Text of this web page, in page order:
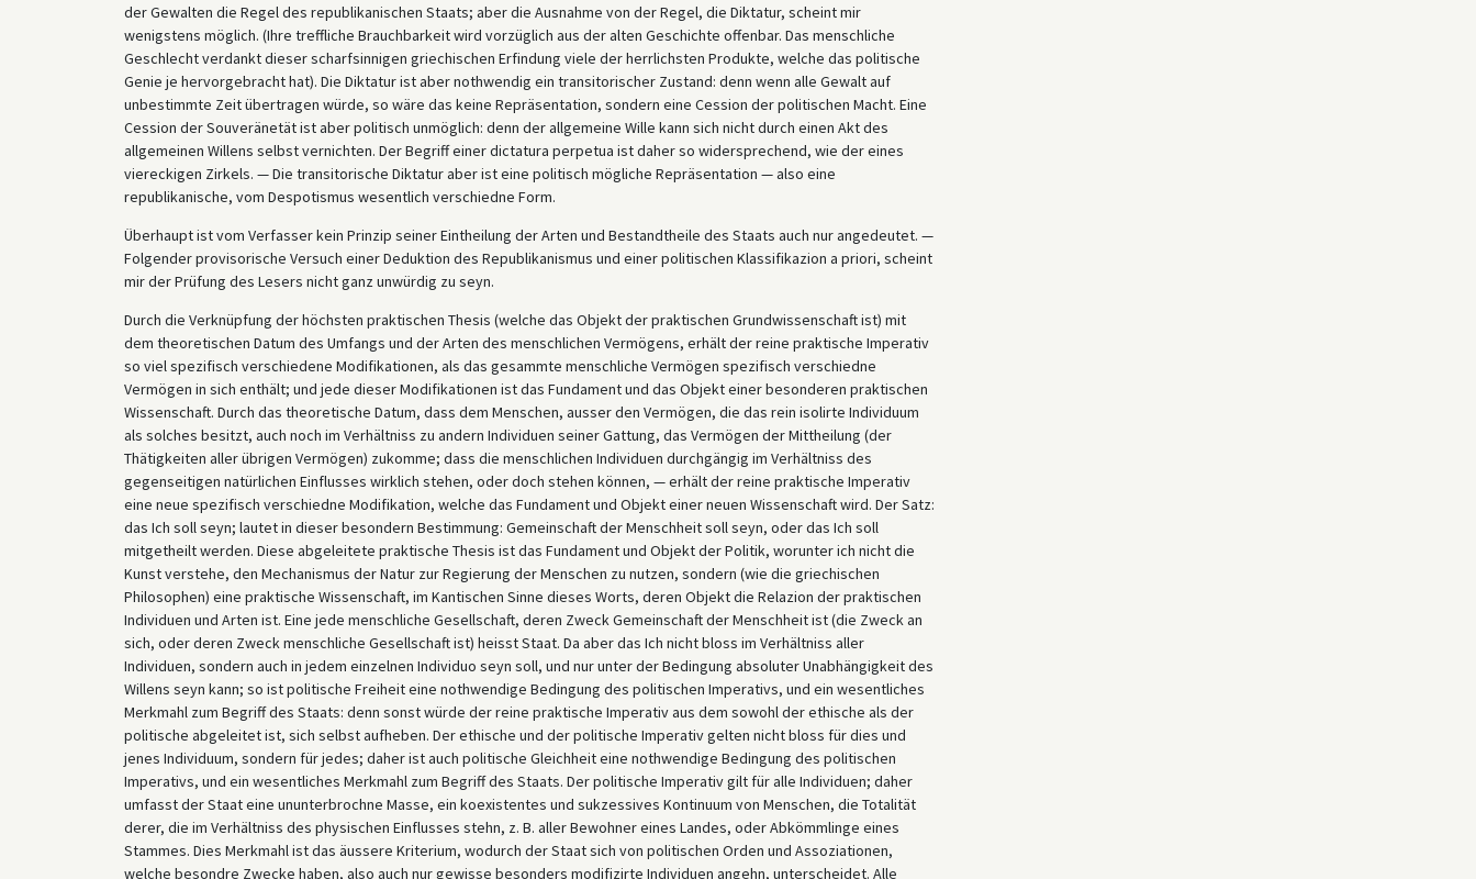
der Gewalten die Regel des republikanischen Staats; aber die Ausnahme von der Regel, die Diktatur, scheint mir
wenigstens möglich. (Ihre treffliche Brauchbarkeit wird vorzüglich aus der alten Geschichte offenbar. Das menschliche
Geschlecht verdankt dieser scharfsinnigen griechischen Erfindung viele der herrlichsten Produkte, welche das politische
Genie je hervorgebracht hat). Die Diktatur ist aber nothwendig ein transitorischer Zustand: denn wenn alle Gewalt auf
unbestimmte Zeit übertragen würde, so wäre das keine Repräsentation, sondern eine Cession der politischen Macht. Eine
Cession der Souveränetät ist aber politisch unmöglich: denn der allgemeine Wille kann sich nicht durch einen Akt des
allgemeinen Willens selbst ver­nichten. Der Begriff einer dictatura perpetua ist daher so widersprechend, wie der eines
viereckigen Zirkels. — Die transitorische Diktatur aber ist eine politisch mögliche Repräsentation — also eine
republikanische, vom Despotismus wesentlich verschiedne Form.
Überhaupt ist vom Verfasser kein Prinzip seiner Eintheilung der Arten und Bestandtheile des Staats auch nur angedeutet. —
Folgender provisorische Versuch einer Deduktion des Republikanismus und einer politischen Klassifikazion a priori, scheint
mir der Prüfung des Lesers nicht ganz unwürdig zu seyn.
Durch die Verknüpfung der höchsten praktischen Thesis (welche das Objekt der praktischen Grundwissenschaft ist) mit
dem theoretischen Datum des Umfangs und der Arten des menschlichen Vermögens, erhält der reine praktische Imperativ
so viel spezifisch verschiedene Modifikationen, als das gesammte menschliche Vermögen spezifisch verschiedne
Vermögen in sich enthält; und jede dieser Modifikationen ist das Fundament und das Objekt einer be­sonderen praktischen
Wissenschaft. Durch das theoretische Datum, dass dem Menschen, ausser den Vermögen, die das rein isolirte Individuum
als solches besitzt, auch noch im Verhältniss zu andern Individuen seiner Gattung, das Vermögen der Mittheilung (der
Thätigkeiten aller übrigen Vermögen) zukomme; dass die menschlichen Individuen durchgängig im Verhältniss des
gegenseitigen natürlichen Einflusses wirklich stehen, oder doch stehen können, — erhält der reine praktische Imperativ
eine neue spezifisch verschiedne Modifikation, welche das Fundament und Objekt einer neuen Wissenschaft wird. Der Satz:
das Ich soll seyn; lautet in dieser besondern Bestimmung: Gemeinschaft der Menschheit soll seyn, oder das Ich soll
mitgetheilt werden. Diese abgeleitete praktische Thesis ist das Fundament und Objekt der Politik, worunter ich nicht die
Kunst verstehe, den Mechanismus der Natur zur Regierung der Menschen zu nutzen, sondern (wie die griechischen
Philosophen) eine praktische Wissenschaft, im Kantischen Sinne dieses Worts, deren Objekt die Relazion der praktischen
Individuen und Arten ist. Eine jede menschliche Gesellschaft, deren Zweck Gemeinschaft der Menschheit ist (die Zweck an
sich, oder deren Zweck menschliche Gesellschaft ist) heisst Staat. Da aber das Ich nicht bloss im Verhältniss aller
Individuen, sondern auch in jedem einzelnen Individuo seyn soll, und nur unter der Bedingung absoluter Unabhängigkeit des
Willens seyn kann; so ist politische Freiheit eine nothwendige Bedingung des politischen Imperativs, und ein wesentliches
Merkmahl zum Begriff des Staats: denn sonst würde der reine praktische Imperativ aus dem sowohl der ethische als der
politische abgeleitet ist, sich selbst aufheben. Der ethische und der politische Imperativ gelten nicht bloss für dies und
jenes Individuum, sondern für jedes; daher ist auch politische Gleichheit eine nothwendige Bedingung des politischen
Imperativs, und ein wesentliches Merkmahl zum Begriff des Staats. Der politische Imperativ gilt für alle Individuen; daher
umfasst der Staat eine ununterbrochne Masse, ein koexistentes und sukzessives Kontinuum von Menschen, die Totalität
derer, die im Verhältniss des physischen Einflusses stehn, z. B. aller Bewohner eines Landes, oder Abkömmlinge eines
Stammes. Dies Merkmahl ist das äussere Kriterium, wodurch der Staat sich von politischen Orden und Assoziationen,
welche besondre Zwecke haben, also auch nur gewisse besonders modifizirte Individuen angehn, unterscheidet. Alle